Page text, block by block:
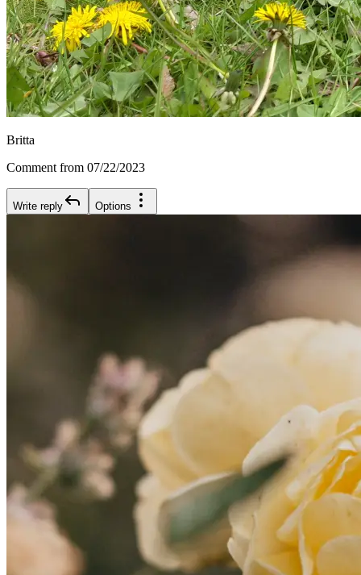
Britta
Comment from 07/22/2023
Write reply Options